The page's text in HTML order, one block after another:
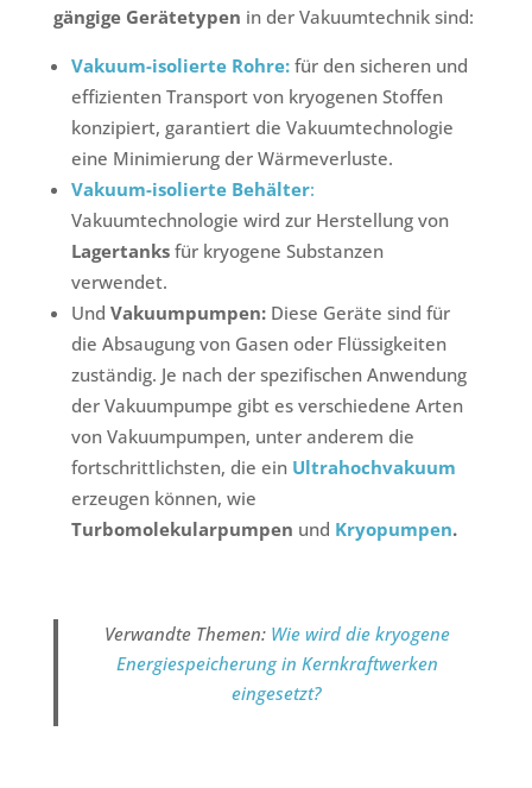
gängige Gerätetypen in der Vakuumtechnik sind:
Vakuum-isolierte Rohre: für den sicheren und
effizienten Transport von kryogenen Stoffen
konzipiert, garantiert die Vakuumtechnologie
eine Minimierung der Wärmeverluste.
Vakuum-isolierte Behälter:
Vakuumtechnologie wird zur Herstellung von
Lagertanksfür kryogene Substanzen
verwendet.
Und Vakuumpumpen: Diese Geräte sind für
die Absaugung von Gasen oder Flüssigkeiten
zuständig. Je nach der spezifischen Anwendung
der Vakuumpumpe gibt es verschiedene Arten
von Vakuumpumpen, unter anderem die
fortschrittlichsten, die ein Ultrahochvakuum
erzeugen können, wie
Turbomolekularpumpen und Kryopumpen.
Verwandte Themen: Wie wird die kryogene
Energiespeicherung in Kernkraftwerken
eingesetzt?